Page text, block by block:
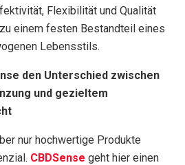
Flexibilität und Qualität
einem festen Bestandteil eines
Lebensstils.
den Unterschied zwischen
und gezieltem
nur hochwertige Produkte
CBDSense geht hier einen